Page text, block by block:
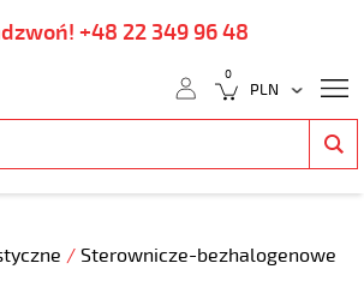
+48 22 349 96 48
0
/ Sterownicze-bezhalogenowe